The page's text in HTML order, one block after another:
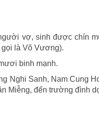
vợ, sinh được chín
là Võ Vương).
binh mạnh.
Nghi Sanh, Nam Cung
Miễng, đến trường đình